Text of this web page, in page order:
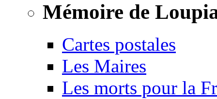
Mémoire de
Cartes postales
Les Maires
Les morts pour la